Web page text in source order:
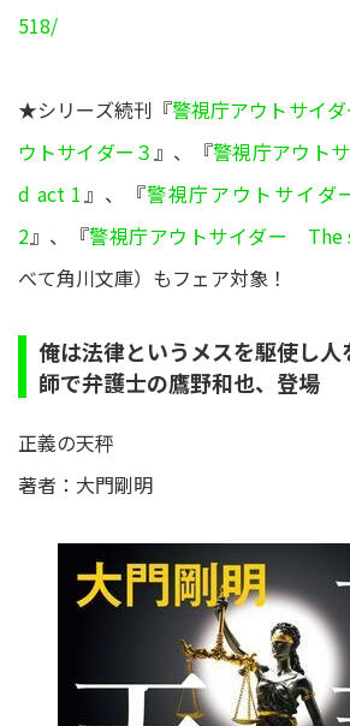
518/
★シリーズ続刊『警視庁アウトサイダ
ウトサイダー３』、『警視庁アウト
d act 1』、『警視庁アウトサイ
2』、『警視庁アウトサイダー The
べて角川文庫）もフェア対象！
俺は法律というメスを駆使し
師で弁護士の鷹野和也、登場
正義の天秤
著者：大門剛明